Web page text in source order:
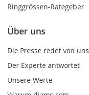
Ringgrössen-Rategeber
Über uns
Die Presse redet von uns
Der Experte antwortet
Unsere Werte